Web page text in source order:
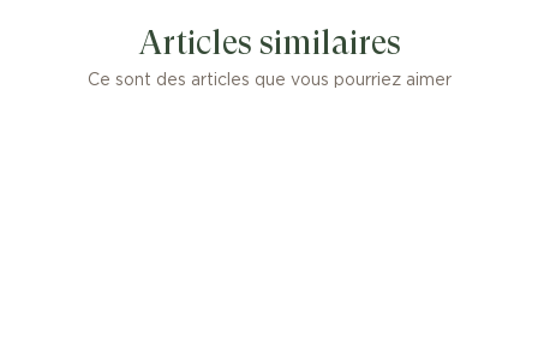
Articles similaires
Ce sont des articles que vous pourriez aimer